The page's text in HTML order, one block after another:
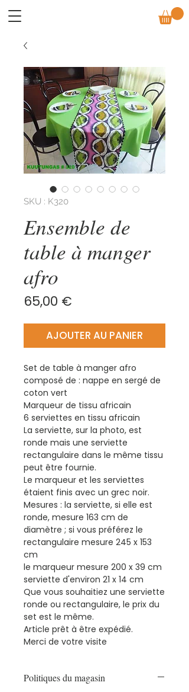
SKU : K320
Ensemble de
table à manger
afro
65,00 €
AJOUTER AU PANIER
Set de table à manger afro
composé de : nappe en sergé de
coton vert
Marqueur de tissu africain
6 serviettes en tissu africain
La serviette, sur la photo, est
ronde mais une serviette
rectangulaire dans le même tissu
peut être fournie.
Le marqueur et les serviettes
étaient finis avec un grec noir.
Mesures : la serviette, si elle est
ronde, mesure 163 cm de
diamètre ; si vous préférez le
rectangulaire mesure 245 x 153
cm
le marqueur mesure 200 x 39 cm
serviette d'environ 21 x 14 cm
Que vous souhaitiez une serviette
ronde ou rectangulaire, le prix du
set est le même.
Article prêt à être expédié.
Merci de votre visite
Politiques du magasin